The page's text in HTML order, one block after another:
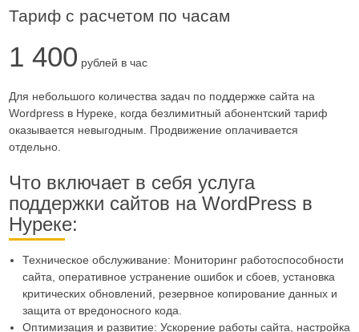
Тариф с расчетом по часам
1 400 рублей в час
Для небольшого количества задач по поддержке сайта на
Wordpress в Нуреке, когда безлимитный абонентский тариф
оказывается невыгодным. Продвижение оплачивается
отдельно.
Что включает в себя услуга
поддержки сайтов на WordPress в
Нуреке:
Техническое обслуживание: Мониторинг работоспособности
сайта, оперативное устранение ошибок и сбоев, установка
критических обновлений, резервное копирование данных и
защита от вредоносного кода.
Оптимизация и развитие: Ускорение работы сайта, настройка